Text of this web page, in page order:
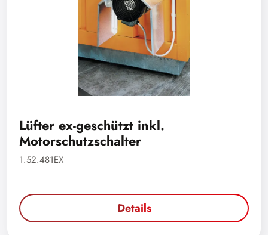
Lüfter ex-geschützt inkl.
Motorschutzschalter
1.52.481EX
Details